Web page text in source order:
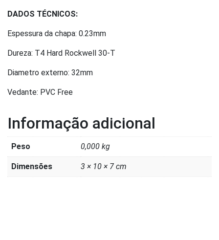
DADOS TÉCNICOS:
Espessura da chapa: 0.23mm
Dureza: T4 Hard Rockwell 30-T
Diametro externo: 32mm
Vedante: PVC Free
Informação adicional
Peso 0,000 kg
Dimensões 3 × 10 × 7 cm